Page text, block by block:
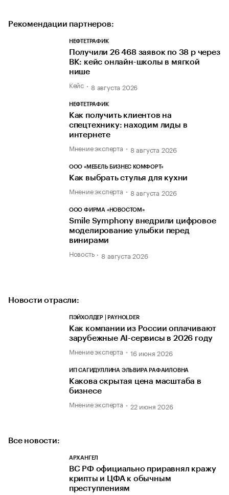
Рекомендации партнеров:
НЕФТЕТРАФИК
Получили 26 468 заявок по 38 р через
ВК: кейс онлайн-школы в мягкой
нише
Кейс 8 августа 2026
НЕФТЕТРАФИК
Как получить клиентов на
спецтехнику: находим лиды в
интернете
Мнение эксперта 8 августа 2026
ООО «МЕБЕЛЬ БИЗНЕС КОМФОРТ»
Как выбрать стулья для кухни
Мнение эксперта 8 августа 2026
ООО ФИРМА «НОВОСТОМ»
Smile Symphony внедрили цифровое
моделирование улыбки перед
винирами
Новость 8 августа 2026
Новости отрасли:
ПЭЙХОЛДЕР | PAYHOLDER
Как компании из России оплачивают
зарубежные AI-сервисы в 2026 году
Мнение эксперта 16 июня 2026
ИП САГИДУЛЛИНА ЭЛЬВИРА РАФАИЛОВНА
Какова скрытая цена масштаба в
бизнесе
Мнение эксперта 22 июня 2026
Все новости:
АРХАНГЕЛ
ВС РФ официально приравнял кражу
крипты и ЦФА к обычным
преступлениям